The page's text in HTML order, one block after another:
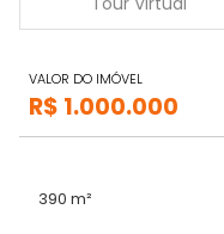
VALOR DO IMÓVEL
R$ 1.000.000
390 m²